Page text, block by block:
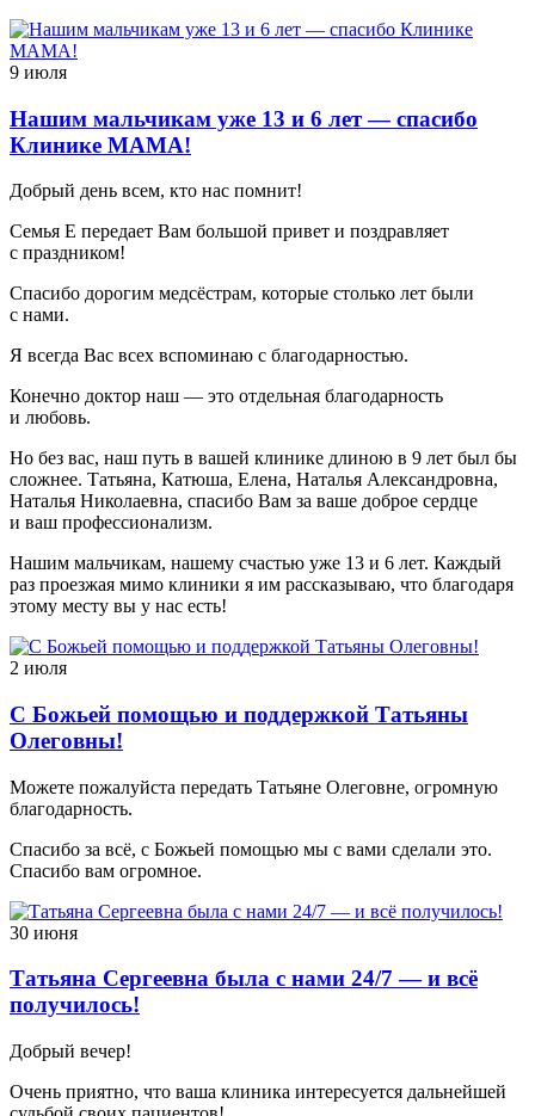
9 июля
Нашим мальчикам уже 13 и 6 лет — спасибо
Клинике МАМА!
Добрый день всем, кто нас помнит!
Семья Е передает Вам большой привет и поздравляет
с праздником!
Спасибо дорогим медсёстрам, которые столько лет были
с нами.
Я всегда Вас всех вспоминаю с благодарностью.
Конечно доктор наш — это отдельная благодарность
и любовь.
Но без вас, наш путь в вашей клинике длиною в 9 лет был бы
сложнее. Татьяна, Катюша, Елена, Наталья Александровна,
Наталья Николаевна, спасибо Вам за ваше доброе сердце
и ваш профессионализм.
Нашим мальчикам, нашему счастью уже 13 и 6 лет. Каждый
раз проезжая мимо клиники я им рассказываю, что благодаря
этому месту вы у нас есть!
2 июля
С Божьей помощью и поддержкой Татьяны
Олеговны!
Можете пожалуйста передать Татьяне Олеговне, огромную
благодарность.
Спасибо за всё, с Божьей помощью мы с вами сделали это.
Спасибо вам огромное.
30 июня
Татьяна Сергеевна была с нами 24/7 — и всё
получилось!
Добрый вечер!
Очень приятно, что ваша клиника интересуется дальнейшей